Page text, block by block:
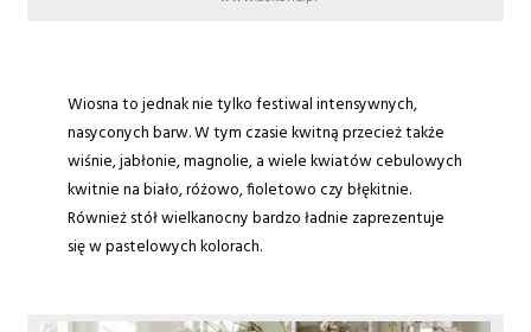
Wiosna to jednak nie tylko festiwal intensywnych,
nasyconych barw. W tym czasie kwitną przecież także
wiśnie, jabłonie, magnolie, a wiele kwiatów cebulowych
kwitnie na biało, różowo, fioletowo czy błękitnie.
Również stół wielkanocny bardzo ładnie zaprezentuje
się w pastelowych kolorach.